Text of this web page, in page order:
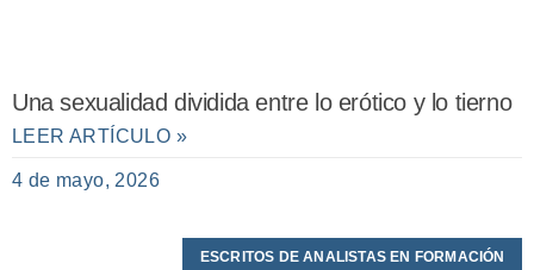
Una sexualidad dividida entre lo erótico y lo tierno
LEER ARTÍCULO »
4 de mayo, 2026
ESCRITOS DE ANALISTAS EN FORMACIÓN